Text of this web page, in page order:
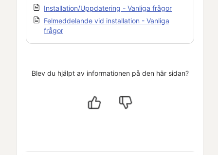
Installation/Uppdatering - Vanliga frågor
Felmeddelande vid installation - Vanliga
frågor
Blev du hjälpt av informationen på den här sidan?